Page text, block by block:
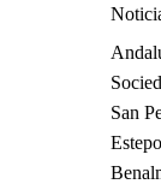
San